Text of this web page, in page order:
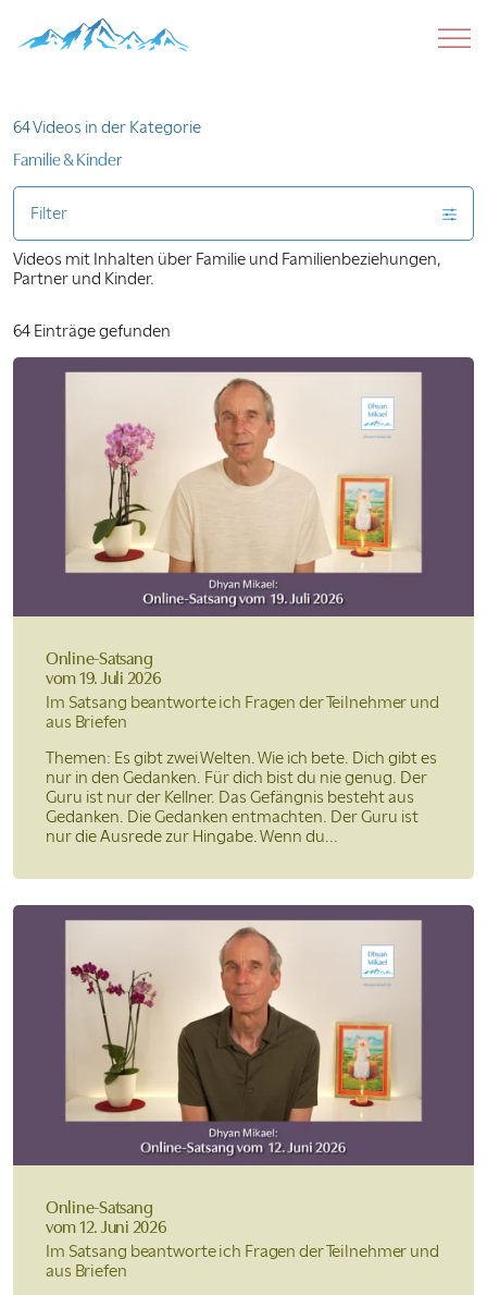
64 Videos in der Kategorie
Familie & Kinder
Filter
Videos mit Inhalten über Familie und Familienbeziehungen,
Partner und Kinder.
64 Einträge gefunden
Online-Satsang
vom 19. Juli 2026
Im Satsang beantworte ich Fragen der Teilnehmer und
aus Briefen
Themen: Es gibt zwei Welten. Wie ich bete. Dich gibt es
nur in den Gedanken. Für dich bist du nie genug. Der
Guru ist nur der Kellner. Das Gefängnis besteht aus
Gedanken. Die Gedanken entmachten. Der Guru ist
nur die Ausrede zur Hingabe. Wenn du...
Online-Satsang
vom 12. Juni 2026
Im Satsang beantworte ich Fragen der Teilnehmer und
aus Briefen